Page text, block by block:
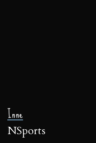
Inne
NSports